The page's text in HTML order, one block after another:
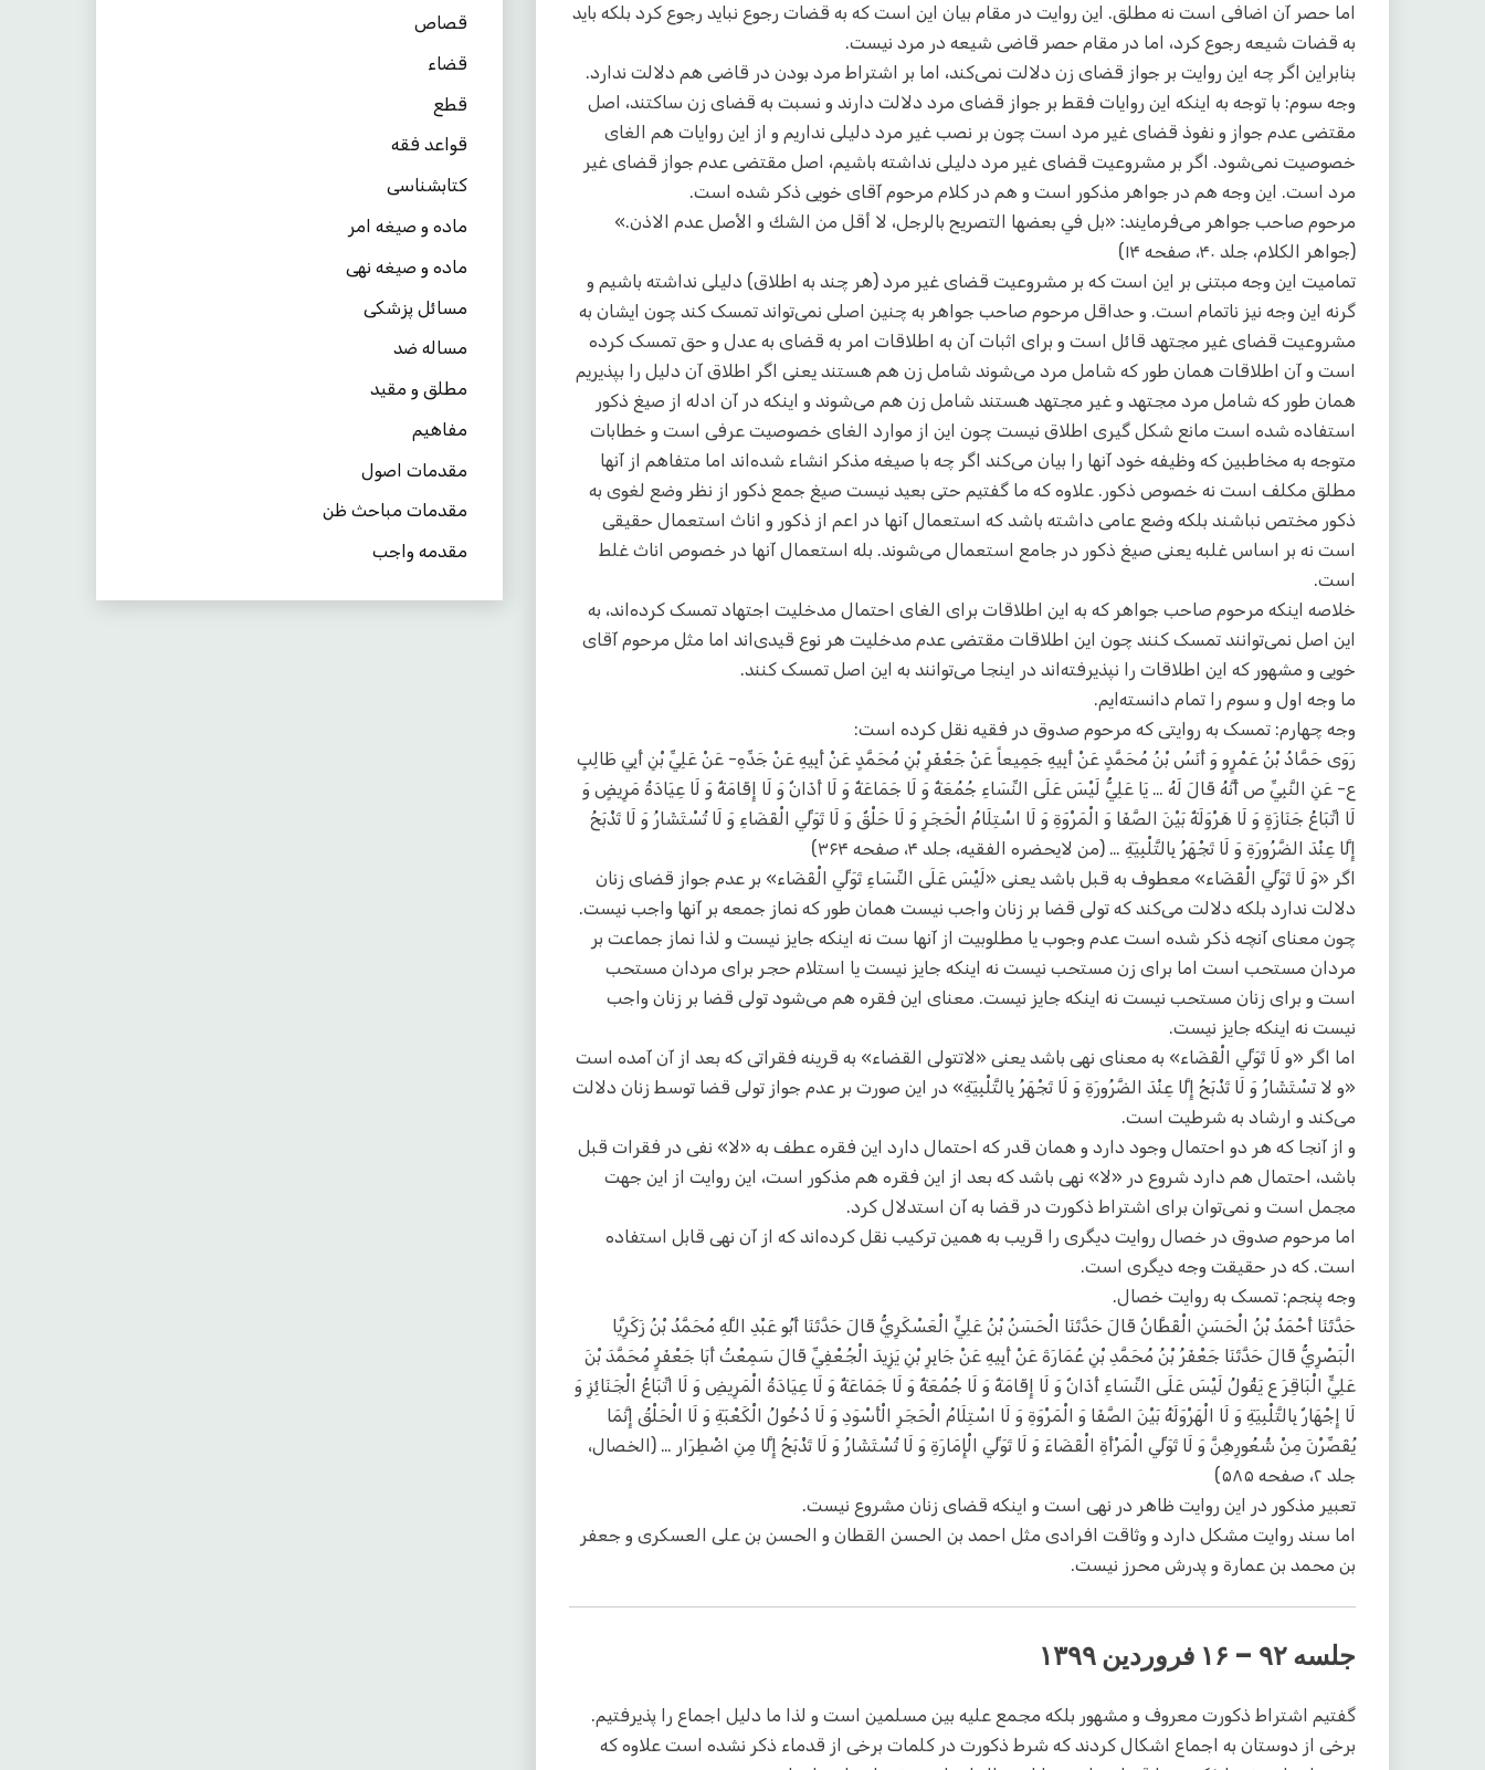
اما حصر آن اضافی است نه مطلق. این روایت در مقام بیان این است که به قضات رجوع نباید رجوع کرد بلکه باید
به قضات شیعه رجوع کرد، اما در مقام حصر قاضی شیعه در مرد نیست.
بنابراین اگر چه این روایت بر جواز قضای زن دلالت نمی‌کند، اما بر اشتراط مرد بودن در قاضی هم دلالت ندارد.
وجه سوم: با توجه به اینکه این روایات فقط بر جواز قضای مرد دلالت دارند و نسبت به قضای زن ساکتند، اصل
مقتضی عدم جواز و نفوذ قضای غیر مرد است چون بر نصب غیر مرد دلیلی نداریم و از این روایات هم الغای
خصوصیت نمی‌شود. اگر بر مشروعیت قضای غیر مرد دلیلی نداشته باشیم، اصل مقتضی عدم جواز قضای غیر
مرد است. این وجه هم در جواهر مذکور است و هم در کلام مرحوم آقای خویی ذکر شده است.
مرحوم صاحب جواهر می‌فرمایند: «بل في بعضها التصريح بالرجل، لا أقل من الشك و الأصل عدم الاذن.»
(جواهر الکلام، جلد ۴۰، صفحه ۱۴)
تمامیت این وجه مبتنی بر این است که بر مشروعیت قضای غیر مرد (هر چند به اطلاق) دلیلی نداشته باشیم و
گرنه این وجه نیز ناتمام است. و حداقل مرحوم صاحب جواهر به چنین اصلی نمی‌تواند تمسک کند چون ایشان به
مشروعیت قضای غیر مجتهد قائل است و برای اثبات آن به اطلاقات امر به قضای به عدل و حق تمسک کرده
است و آن اطلاقات همان طور که شامل مرد می‌شوند شامل زن هم هستند یعنی اگر اطلاق ‌آن دلیل را بپذیریم
همان طور که شامل مرد مجتهد و غیر مجتهد هستند شامل زن هم می‌شوند و اینکه در آن ادله از صیغ ذکور
استفاده شده است مانع شکل گیری اطلاق نیست چون این از موارد الغای خصوصیت عرفی است و خطابات
متوجه به مخاطبین که وظیفه خود آنها را بیان می‌کند اگر چه با صیغه مذکر انشاء شده‌اند اما متفاهم از آنها
مطلق مکلف است نه خصوص ذکور. علاوه که ما گفتیم حتی بعید نیست صیغ جمع ذکور از نظر وضع لغوی به
ذکور مختص نباشند بلکه وضع عامی داشته باشد که استعمال آنها در اعم از ذکور و اناث استعمال حقیقی
است نه بر اساس غلبه یعنی صیغ ذکور در جامع استعمال می‌شوند. بله استعمال آنها در خصوص اناث غلط
است.
خلاصه اینکه مرحوم صاحب جواهر که به این اطلاقات برای الغای احتمال مدخلیت اجتهاد تمسک کرده‌اند، به
این اصل نمی‌توانند تمسک کنند چون این اطلاقات مقتضی عدم مدخلیت هر نوع قیدی‌اند اما مثل مرحوم آقای
خویی و مشهور که این اطلاقات را نپذیرفته‌اند در اینجا می‌توانند به این اصل تمسک کنند.
ما وجه اول و سوم را تمام دانسته‌ایم.
وجه چهارم: تمسک به روایتی که مرحوم صدوق در فقیه نقل کرده است:
رَوَى حَمَّادُ بْنُ عَمْرٍو وَ أَنَسُ بْنُ مُحَمَّدٍ عَنْ أَبِيهِ جَمِيعاً عَنْ جَعْفَرِ بْنِ مُحَمَّدٍ عَنْ أَبِيهِ عَنْ جَدِّهِ- عَنْ عَلِيِّ بْنِ أَبِي طَالِبٍ
ع- عَنِ النَّبِيِّ ص أَنَّهُ قَالَ لَهُ … يَا عَلِيُّ لَيْسَ عَلَى النِّسَاءِ جُمُعَةٌ وَ لَا جَمَاعَةٌ وَ لَا أَذَانٌ وَ لَا إِقَامَةٌ وَ لَا عِيَادَةُ مَرِيضٍ وَ
لَا اتِّبَاعُ جَنَازَةٍ وَ لَا هَرْوَلَةٌ بَيْنَ الصَّفَا وَ الْمَرْوَةِ وَ لَا اسْتِلَامُ الْحَجَرِ وَ لَا حَلْقٌ وَ لَا تَوَلِّي الْقَضَاءِ وَ لَا تُسْتَشَارُ وَ لَا تَذْبَحُ
إِلَّا عِنْدَ الضَّرُورَةِ وَ لَا تَجْهَرُ بِالتَّلْبِيَةِ … (من لایحضره الفقیه، جلد ۴، صفحه ۳۶۴)
اگر «وَ لَا تَوَلِّي الْقَضَاء» معطوف به قبل باشد یعنی «لَيْسَ عَلَى النِّسَاءِ تَوَلِّي الْقَضَاء» بر عدم جواز قضای زنان
دلالت ندارد بلکه دلالت می‌کند که تولی قضا بر زنان واجب نیست همان طور که نماز جمعه بر آنها واجب نیست.
چون معنای آنچه ذکر شده است عدم وجوب یا مطلوبیت از آنها ست نه اینکه جایز نیست و لذا نماز جماعت بر
مردان مستحب است اما برای زن مستحب نیست نه اینکه جایز نیست یا استلام حجر برای مردان مستحب
است و برای زنان مستحب نیست نه اینکه جایز نیست. معنای این فقره هم می‌شود تولی قضا بر زنان واجب
نیست نه اینکه جایز نیست.
اما اگر «و لَا تَوَلِّي الْقَضَاء» به معنای نهی باشد یعنی «لاتتولی القضاء» به قرینه فقراتی که بعد از آن آمده است
«و لا تسْتَشَارُ وَ لَا تَذْبَحُ إِلَّا عِنْدَ الضَّرُورَةِ وَ لَا تَجْهَرُ بِالتَّلْبِيَةِ» در این صورت بر عدم جواز تولی قضا توسط زنان دلالت
می‌کند و ارشاد به شرطیت است.
و از آنجا که هر دو احتمال وجود دارد و همان قدر که احتمال دارد این فقره عطف به «لا» نفی در فقرات قبل
باشد، احتمال هم دارد شروع در «لا» نهی باشد که بعد از این فقره هم مذکور است، این روایت از این جهت
مجمل است و نمی‌توان برای اشتراط ذکورت در قضا به آن استدلال کرد.
اما مرحوم صدوق در خصال روایت دیگری را قریب به همین ترکیب نقل کرده‌اند که از آن نهی قابل استفاده
است. که در حقیقت وجه دیگری است.
وجه پنجم: تمسک به روایت خصال.
حَدَّثَنَا أَحْمَدُ بْنُ الْحَسَنِ الْقَطَّانُ قَالَ حَدَّثَنَا الْحَسَنُ بْنُ عَلِيٍّ الْعَسْكَرِيُّ قَالَ حَدَّثَنَا أَبُو عَبْدِ اللَّهِ مُحَمَّدُ بْنُ زَكَرِيَّا
الْبَصْرِيُّ قَالَ حَدَّثَنَا جَعْفَرُ بْنُ مُحَمَّدِ بْنِ عُمَارَةَ عَنْ أَبِيهِ عَنْ جَابِرِ بْنِ يَزِيدَ الْجُعْفِيِّ قَالَ سَمِعْتُ أَبَا جَعْفَرٍ مُحَمَّدَ بْنَ
عَلِيٍّ الْبَاقِرَ ع يَقُولُ‏ لَيْسَ‏ عَلَى‏ النِّسَاءِ أَذَانٌ‏ وَ لَا إِقَامَةٌ وَ لَا جُمُعَةٌ وَ لَا جَمَاعَةٌ وَ لَا عِيَادَةُ الْمَرِيضِ وَ لَا اتِّبَاعُ الْجَنَائِزِ وَ
لَا إِجْهَارٌ بِالتَّلْبِيَةِ وَ لَا الْهَرْوَلَةُ بَيْنَ الصَّفَا وَ الْمَرْوَةِ وَ لَا اسْتِلَامُ الْحَجَرِ الْأَسْوَدِ وَ لَا دُخُولُ الْكَعْبَةِ وَ لَا الْحَلْقُ إِنَّمَا
يُقَصِّرْنَ مِنْ شُعُورِهِنَّ وَ لَا تَوَلِّي الْمَرْأَةِ الْقَضَاءَ وَ لَا تَوَلِّي الْإِمَارَةِ وَ لَا تُسْتَشَارُ وَ لَا تَذْبَحُ إِلَّا مِنِ اضْطِرَار … (الخصال،
جلد ۲، صفحه ۵۸۵)
تعبیر مذکور در این روایت ظاهر در نهی است و اینکه قضای زنان مشروع نیست.
اما سند روایت مشکل دارد و وثاقت افرادی مثل احمد بن الحسن القطان و الحسن بن علی العسکری و جعفر
بن محمد بن عمارة و پدرش محرز نیست.
جلسه ۹۲ – ۱۶ فروردین ۱۳۹۹
گفتیم اشتراط ذکورت معروف و مشهور بلکه مجمع علیه بین مسلمین است و لذا ما دلیل اجماع را پذیرفتیم.
برخی از دوستان به اجماع اشکال کردند که شرط ذکورت در کلمات برخی از قدماء ذکر نشده است علاوه که
قصاص
قضاء
قطع
قواعد فقه
کتابشناسی
ماده و صیغه امر
ماده و صیغه نهی
مسائل پزشکی
مساله ضد
مطلق و مقید
مفاهیم
مقدمات اصول
مقدمات مباحث ظن
مقدمه واجب